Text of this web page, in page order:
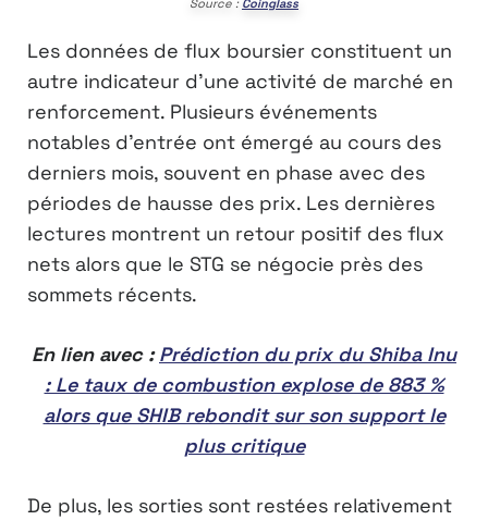
Source : Coinglass
Les données de flux boursier constituent un
autre indicateur d’une activité de marché en
renforcement. Plusieurs événements
notables d’entrée ont émergé au cours des
derniers mois, souvent en phase avec des
périodes de hausse des prix. Les dernières
lectures montrent un retour positif des flux
nets alors que le STG se négocie près des
sommets récents.
En lien avec :Prédiction du prix du Shiba Inu
: Le taux de combustion explose de 883 %
alors que SHIB rebondit sur son support le
plus critique
De plus, les sorties sont restées relativement